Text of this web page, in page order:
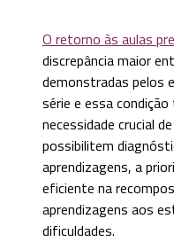
O retorno às aulas
discrepância maior
demonstradas pelos
série e essa
necessidade crucial
possibilitem
aprendizagens, a
eficiente na
aprendizagens aos
dificuldades.